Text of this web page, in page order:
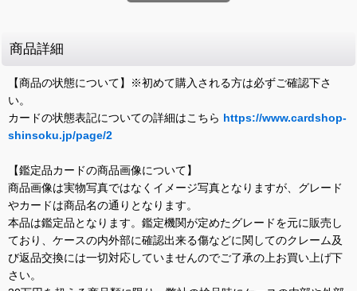
商品詳細
【商品の状態について】※初めて購入される方は必ずご確認下さ
い。
カードの状態表記についての詳細はこちら https://www.cardshop-
shinsoku.jp/page/2
【鑑定品カードの商品画像について】
商品画像は実物写真ではなくイメージ写真となりますが、グレード
やカードは商品名の通りとなります。
本品は鑑定品となります。鑑定機関が定めたグレードを元に販売し
ており、ケースの内外部に確認出来る傷などに関してのクレーム及
び返品交換には一切対応していませんのでご了承の上お買い上げ下
さい。